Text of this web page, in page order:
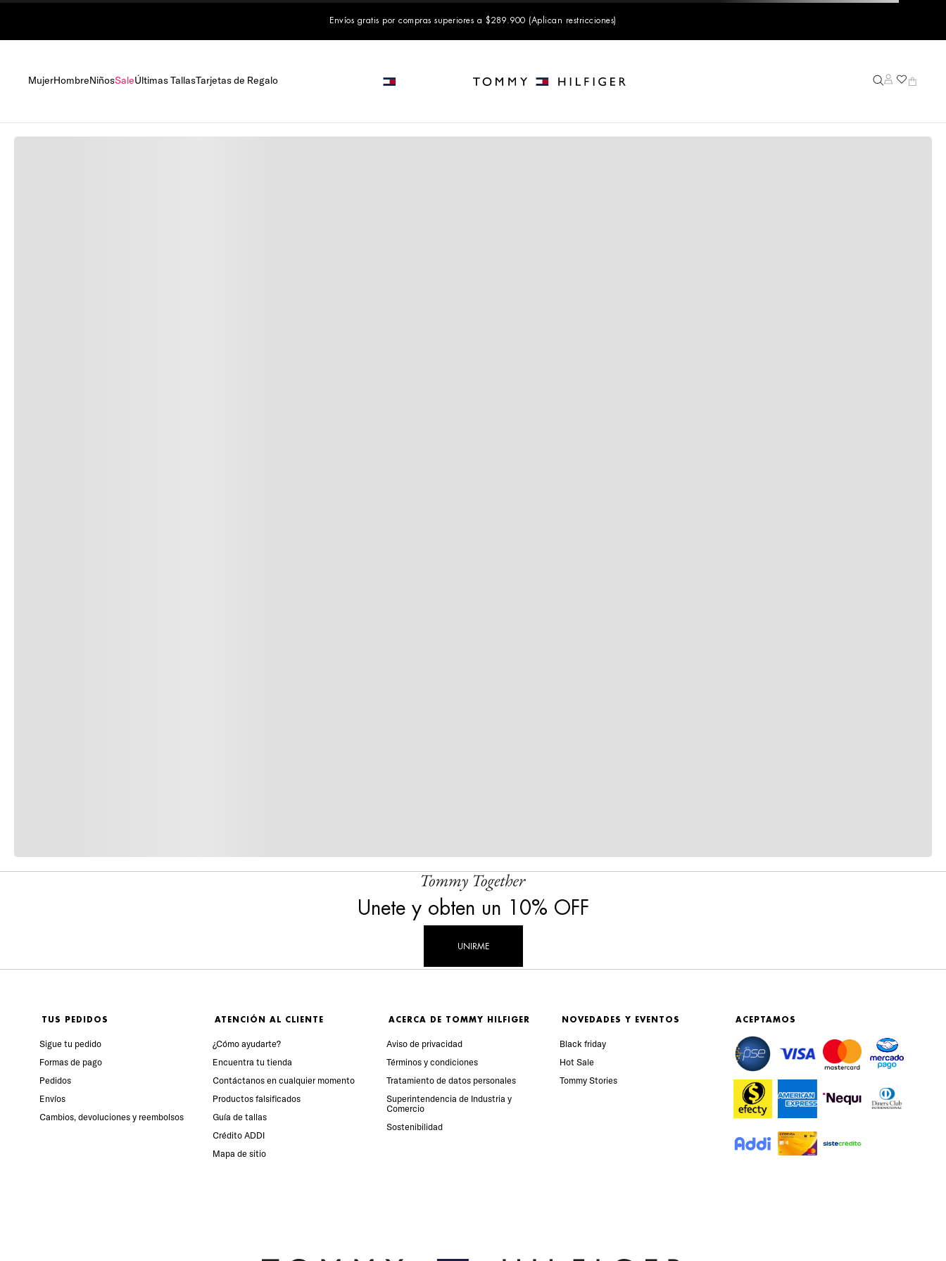
Envíos gratis por compras superiores a $289.900 (Aplican restricciones)
MujerHombreNiñosSaleÚltimas TallasTarjetas de Regalo
Unete y obten un 10% OFF
UNIRME
TUS PEDIDOS
Sigue tu pedido
Formas de pago
Pedidos
Envíos
Cambios, devoluciones y reembolsos
ATENCIÓN AL CLIENTE
¿Cómo ayudarte?
Encuentra tu tienda
Contáctanos en cualquier momento
Productos falsificados
Guía de tallas
Crédito ADDI
Mapa de sitio
ACERCA DE TOMMY HILFIGER
Aviso de privacidad
Términos y condiciones
Tratamiento de datos personales
Superintendencia de Industria y
Comercio
Sostenibilidad
NOVEDADES Y EVENTOS
Black friday
Hot Sale
Tommy Stories
ACEPTAMOS